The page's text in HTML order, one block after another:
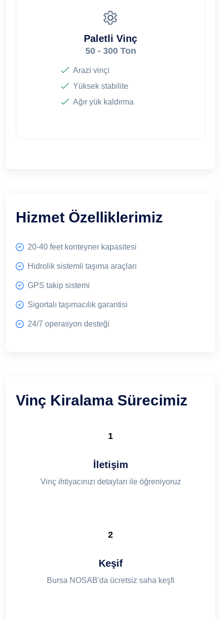
Paletli Vinç
50 - 300 Ton
Arazi vinçi
Yüksek stabilite
Ağır yük kaldırma
Hizmet Özelliklerimiz
20-40 feet konteyner kapasitesi
Hidrolik sistemli taşıma araçları
GPS takip sistemi
Sigortalı taşımacılık garantisi
24/7 operasyon desteği
Vinç Kiralama Sürecimiz
1
İletişim
Vinç ihtiyacınızı detayları ile öğreniyoruz
2
Keşif
Bursa NOSAB'da ücretsiz saha keşfi